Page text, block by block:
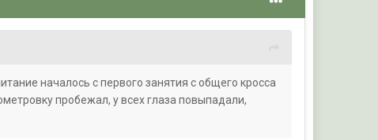
началось с первого занятия с общего кросса
пробежал, у всех глаза повыпадали,